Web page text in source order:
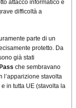
attacco informatico e
difficoltà a
parte di un
protetto. Da
già stati
che sembravano
l’apparizione stavolta
in tutta UE (stavolta la